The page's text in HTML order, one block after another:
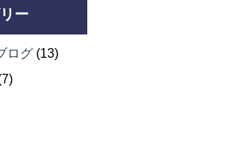
ー
ログ (13)